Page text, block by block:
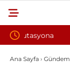
Yılın ilk 6
oksijen
Ana Sayfa › Gündem